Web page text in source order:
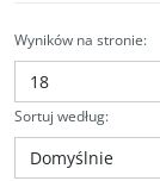
Wyników na stronie:
Sortuj według: